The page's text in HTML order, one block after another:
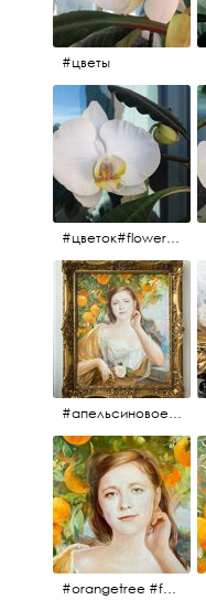
#цветы
#цветок#flowers #💜🌸
#апельсиновоедерево #плодородие #изобилие #картина #портрет #живопись #девушка #апельсиновоедерево #плодородие #рама #антикварнаярама #антиквариат #antiques #abundance #aplgallery #portrait #painting #frame #fertility #orangetree @aplgallery
#orangetree #fertility #abundance #portrait #painting #живопись #портрет #картина #девушка #улыбка #aplgallery